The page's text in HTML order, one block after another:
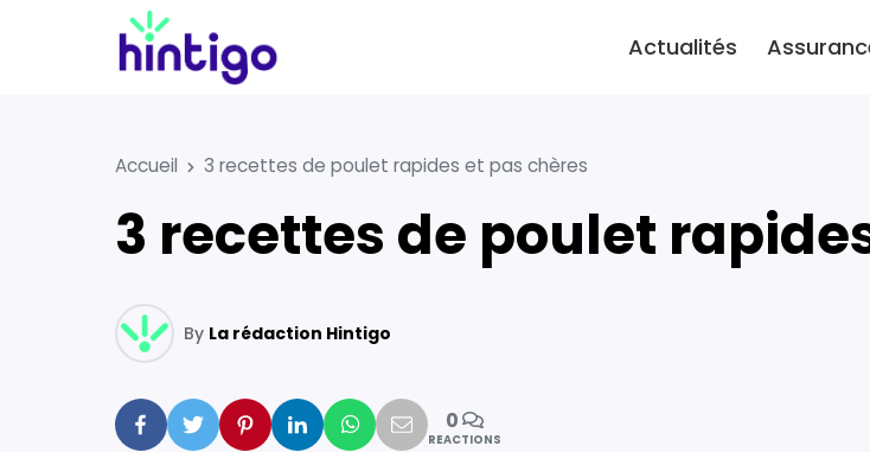
Actualités
Accueil 3 recettes de poulet rapides et pas chères
3 recettes de poulet
By La rédaction Hintigo
Facebook
Twitter PinterestLinkedinWhatsapp
Mail0
REACTIONS